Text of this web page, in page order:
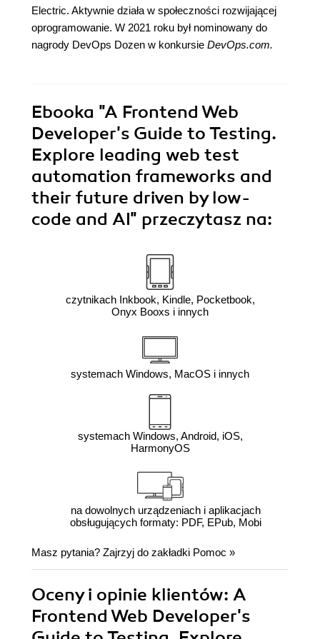
Electric. Aktywnie działa w społeczności rozwijającej
oprogramowanie. W 2021 roku był nominowany do
nagrody DevOps Dozen w konkursie DevOps.com.
Ebooka "A Frontend Web
Developer's Guide to Testing.
Explore leading web test
automation frameworks and
their future driven by low-
code and AI" przeczytasz na:
czytnikach Inkbook, Kindle, Pocketbook,
Onyx Booxs i innych
systemach Windows, MacOS i innych
systemach Windows, Android, iOS,
HarmonyOS
na dowolnych urządzeniach i aplikacjach
obsługujących formaty: PDF, EPub, Mobi
Masz pytania? Zajrzyj do zakładki Pomoc »
Oceny i opinie klientów: A
Frontend Web Developer's